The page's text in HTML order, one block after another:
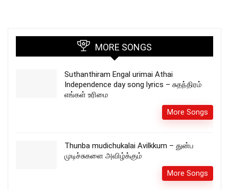
MORE SONGS
Suthanthiram Engal urimai Athai
Independence day song lyrics – சுதந்திரம்
எங்கள் உரிமை
More Songs
Thunba mudichukalai Avilkkum – துன்ப
முடிச்சுகளை அவிழ்க்கும்
More Songs